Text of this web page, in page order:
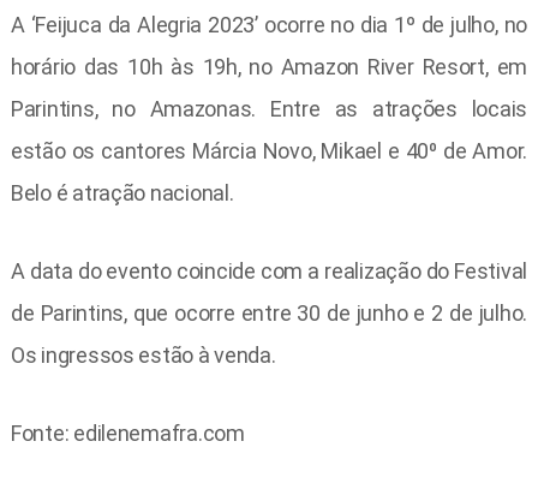
A ‘Feijuca da Alegria 2023’ ocorre no dia 1º de julho, no
horário das 10h às 19h, no Amazon River Resort, em
Parintins, no Amazonas. Entre as atrações locais
estão os cantores Márcia Novo, Mikael e 40⁰ de Amor.
Belo é atração nacional.
A data do evento coincide com a realização do Festival
de Parintins, que ocorre entre 30 de junho e 2 de julho.
Os ingressos estão à venda.
Fonte: edilenemafra.com